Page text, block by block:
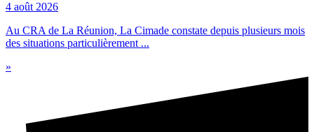
4 août 2026
Au CRA de La Réunion, La Cimade constate depuis plusieurs mois
des situations particulièrement ...
»